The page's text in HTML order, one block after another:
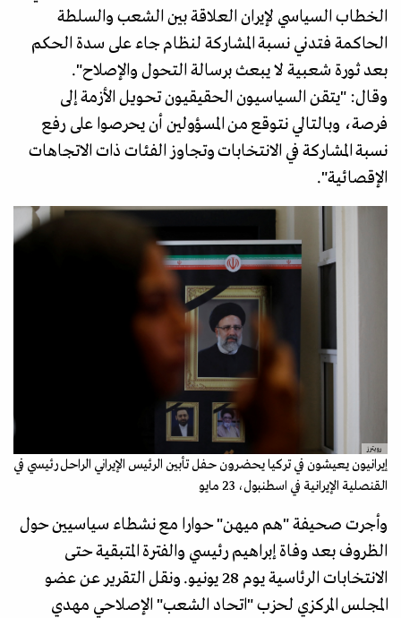
الخطاب السياسي لإيران العلاقة بين الشعب والسلطة
الحاكمة فتدني نسبة المشاركة لنظام جاء على سدة الحكم
بعد ثورة شعبية لا يبعث برسالة التحول والإصلاح".
وقال: "يتقن السياسيون الحقيقيون تحويل الأزمة إلى
فرصة، وبالتالي نتوقع من المسؤولين أن يحرصوا على رفع
نسبة المشاركة في الانتخابات وتجاوز الفئات ذات الاتجاهات
الإقصائية".
رويترز
إيرانيون يعيشون في تركيا يحضرون حفل تأبين الرئيس الإيراني الراحل رئيسي في
القنصلية الإيرانية في اسطنبول، 23 مايو
وأجرت صحيفة "هم ميهن" حوارا مع نشطاء سياسيين حول
الظروف بعد وفاة إبراهيم رئيسي والفترة المتبقية حتى
الانتخابات الرئاسية يوم 28 يونيو. ونقل التقرير عن عضو
المجلس المركزي لحزب "اتحاد الشعب" الإصلاحي مهدي